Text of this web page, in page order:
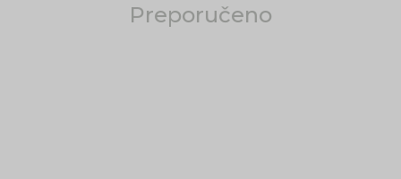
Preporučeno